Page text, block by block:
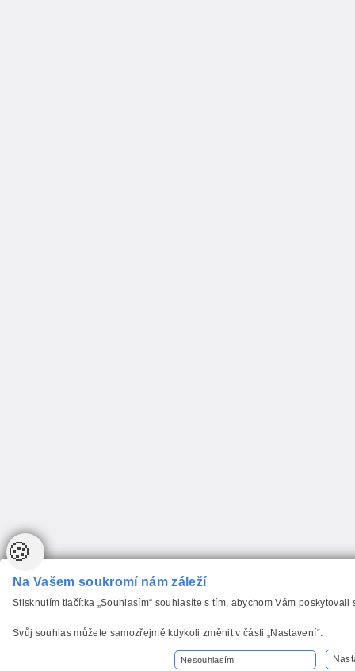
🍪
Na Vašem soukromí nám záleží
Stisknutím tlačítka „Souhlasím“ souhlasíte s tím, abychom Vám
Svůj souhlas můžete samozřejmě kdykoli změnit v části „Nastavení“.
Nesouhlasím